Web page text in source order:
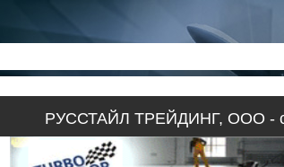
РУССТАЙЛ ТРЕЙДИНГ, ООО -